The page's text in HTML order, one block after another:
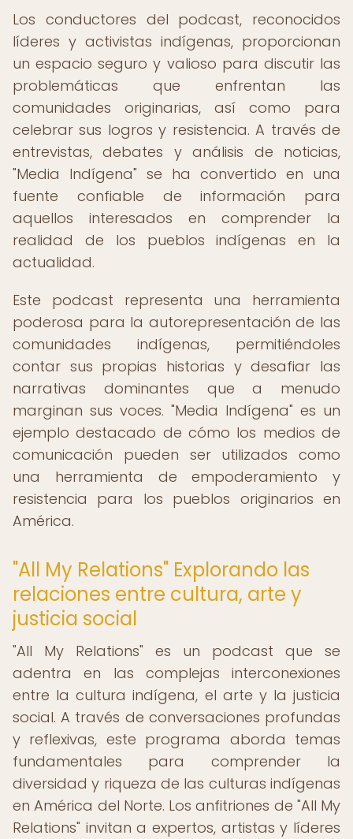
Los conductores del podcast, reconocidos
líderes y activistas indígenas, proporcionan
un espacio seguro y valioso para discutir las
problemáticas que enfrentan las
comunidades originarias, así como para
celebrar sus logros y resistencia. A través de
entrevistas, debates y análisis de noticias,
"Media Indígena" se ha convertido en una
fuente confiable de información para
aquellos interesados en comprender la
realidad de los pueblos indígenas en la
actualidad.
Este podcast representa una herramienta
poderosa para la autorepresentación de las
comunidades indígenas, permitiéndoles
contar sus propias historias y desafiar las
narrativas dominantes que a menudo
marginan sus voces. "Media Indígena" es un
ejemplo destacado de cómo los medios de
comunicación pueden ser utilizados como
una herramienta de empoderamiento y
resistencia para los pueblos originarios en
América.
"All My Relations" Explorando las
relaciones entre cultura, arte y
justicia social
"All My Relations" es un podcast que se
adentra en las complejas interconexiones
entre la cultura indígena, el arte y la justicia
social. A través de conversaciones profundas
y reflexivas, este programa aborda temas
fundamentales para comprender la
diversidad y riqueza de las culturas indígenas
en América del Norte. Los anfitriones de "All My
Relations" invitan a expertos, artistas y líderes